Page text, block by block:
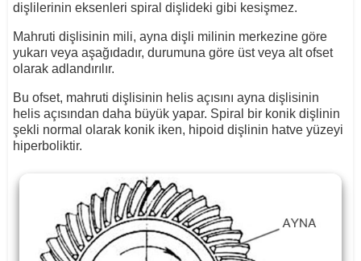
dişlilerinin eksenleri spiral dişlideki gibi kesişmez.
Mahruti dişlisinin mili, ayna dişli milinin merkezine göre
yukarı veya aşağıdadır, durumuna göre üst veya alt ofset
olarak adlandırılır.
Bu ofset, mahruti dişlisinin helis açısını ayna dişlisinin
helis açısından daha büyük yapar. Spiral bir konik dişlinin
şekli normal olarak konik iken, hipoid dişlinin hatve yüzeyi
hiperboliktir.